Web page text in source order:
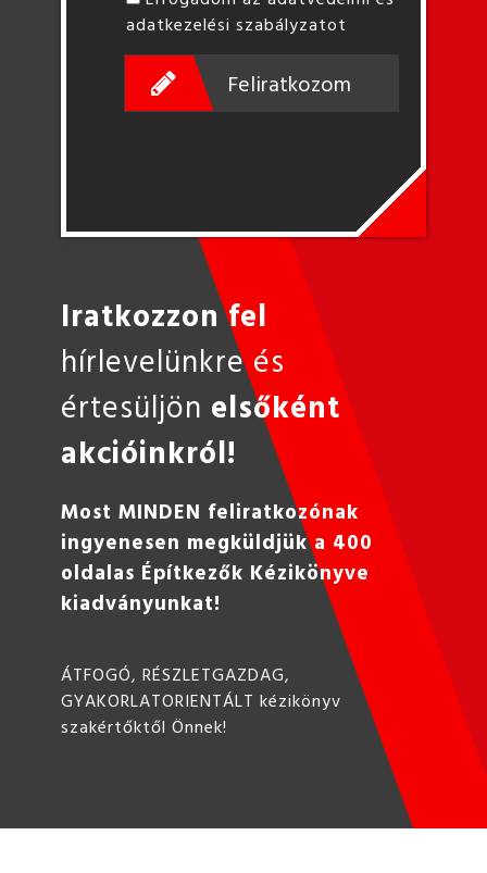
adatkezelési szabályzatot
Feliratkozom
Iratkozzon fel
hírlevelünkre és
értesüljön elsőként
akcióinkról!
Most MINDEN feliratkozónak
ingyenesen megküldjük a 400
oldalas Építkezők Kézikönyve
kiadványunkat!
ÁTFOGÓ, RÉSZLETGAZDAG,
GYAKORLATORIENTÁLT kézikönyv
szakértőktől Önnek!